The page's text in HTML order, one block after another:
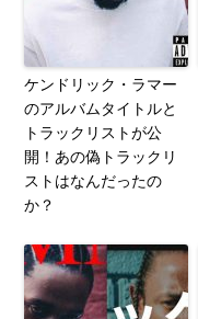
ケンドリック・ラマー
のアルバムタイトルと
トラックリストが公
開！あの偽トラックリ
ストはなんだったの
か？